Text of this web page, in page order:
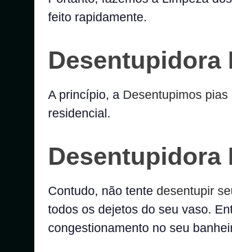
feito rapidamente.
Desentupidora
A princípio, a Desentupimos
residencial.
Desentupidora
Contudo, não tente desentupir
todos os dejetos do seu vaso.
congestionamento no seu